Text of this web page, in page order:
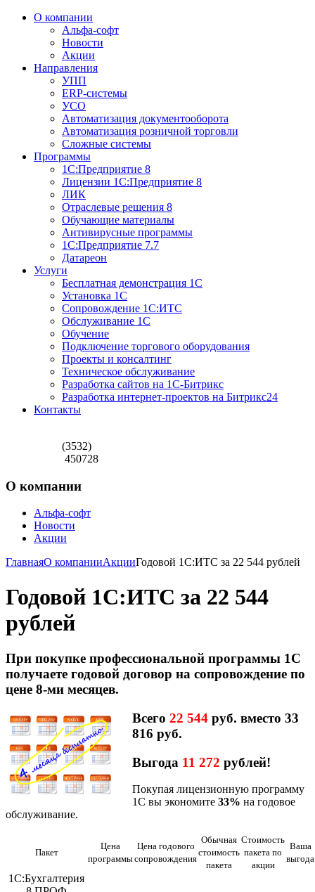
О компании
Альфа-софт
Новости
Акции
Направления
УПП
ERP-системы
УСО
Автоматизация документооборота
Автоматизация розничной торговли
Сложные системы
Программы
1С:Предприятие 8
Лицензии 1С:Предприятие 8
ЛИК
Отраслевые решения 8
Обучающие материалы
Антивирусные программы
1С:Предприятие 7.7
Датареон
Услуги
Бесплатная демонстрация 1С
Установка 1С
Сопровождение 1С:ИТС
Обслуживание 1С
Обучение
Подключение торгового оборудования
Проекты и консалтинг
Техническое обслуживание
Разработка сайтов на 1С-Битрикс
Разработка интернет-проектов на Битрикс24
Контакты
(3532)
450728
О компании
Альфа-софт
Новости
Акции
ГлавнаяО компанииАкцииГодовой 1С:ИТС за 22 544 рублей
Годовой 1С:ИТС за 22 544
рублей
При покупке профессиональной программы 1С
получаете годовой договор на сопровождение по
цене 8-ми месяцев.
Всего 22 544 руб. вместо 33
816 руб.
Выгода 11 272 рублей!
Покупая лицензионную программу
1С вы экономите 33% на годовое
обслуживание.
Пакет
Цена
программы
Цена годового
сопровождения
Обычная
стоимость
пакета
Стоимость
пакета по
акции
Ваша
выгода
1С:Бухгалтерия